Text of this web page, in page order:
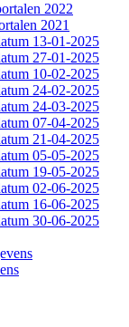
2022
2021
13-01-2025
27-01-2025
10-02-2025
24-02-2025
24-03-2025
07-04-2025
21-04-2025
05-05-2025
19-05-2025
02-06-2025
16-06-2025
30-06-2025